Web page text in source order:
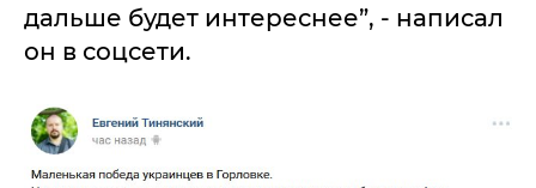
дальше будет интереснее”, - написал
он в соцсети.